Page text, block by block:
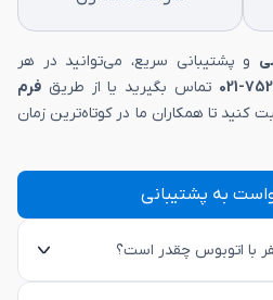
و پشتیبانی سریع، می‌توانید در هر
تماس بگیرید یا از طریق فرم
کنید تا همکاران ما در کوتاه‌ترین زمان
به پشتیبانی
با اتوبوس چقدر است؟